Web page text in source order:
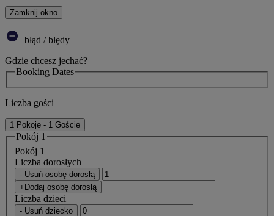
Zamknij okno
błąd / błędy
Gdzie chcesz jechać?
Booking Dates
Liczba gości
1 Pokoje - 1 Goście
Pokój 1
Pokój 1
Liczba dorosłych
- Usuń osobę dorosłą
+Dodaj osobę dorosłą
Liczba dzieci
- Usuń dziecko